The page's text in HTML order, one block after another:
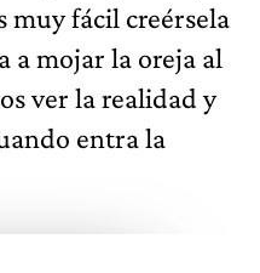
muy fácil creérsela
a mojar la oreja al
ver la realidad y
entra la